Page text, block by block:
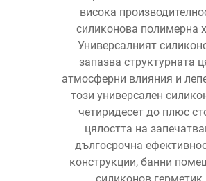
висока
силиконова полимерна
Универсалният
запазва структурната
атмосферни влияния и
този универсален
четиридесет до плюс
цялостта на
дългосрочна
конструкции, банни